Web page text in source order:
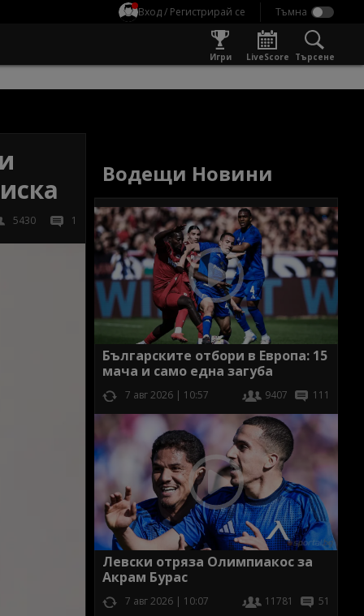
Вход / Регистрирай се
Игри LiveScore Търсене
5430 1
Водещи Новини
Българските отбори в Европа: 15
мача и само една загуба
7 авг 2026 | 10:57 9407 111
Левски отряза Олимпиакос за
Акрам Бурас
7 авг 2026 | 10:07 11781 51